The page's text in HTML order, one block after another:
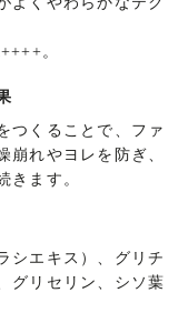
。
つくることで、ファ
崩れやヨレを防ぎ、
きます。
シエキス）、グリチ
グリセリン、シソ葉